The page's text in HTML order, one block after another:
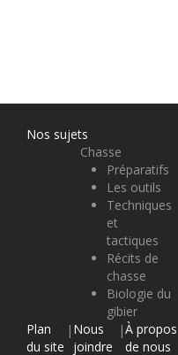
Nos sujets
Chasse
Préparatifs
Les outils
Techniques
et
tactiques
Récits de
chasse
Biologie du
gibier
Plan
du site
| Nous
joindre
|À propos
de nous